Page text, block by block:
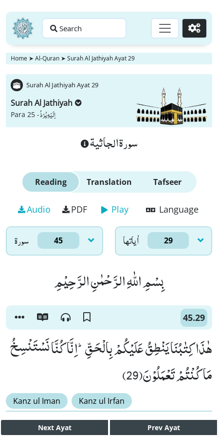
Search Go
Home ➤ Al-Quran ➤ Surah Al Jathiyah Ayat 29
Surah Al Jathiyah Ayat 29
Surah Al Jathiyah
Para 25 -اِلَیْهِ یُرَدُّ
سورة الجاثية
Reading Translation Tafseer
Audio PDF Play Language
سورۃ 45 اٰياتها 29
بِسْمِ اللّٰهِ الرَّحْمٰنِ الرَّحِیْمِ
45.29
هٰذَا كِتٰبُنَا یَنْطِقُ عَلَیْكُمْ بِالْحَقِّؕ-اِنَّا كُنَّا نَسْتَنْسِخُ
مَا كُنْتُمْ تَعْمَلُوْنَ(29)
Kanz ul Iman Kanz ul Irfan
Next Ayat Prev Ayat